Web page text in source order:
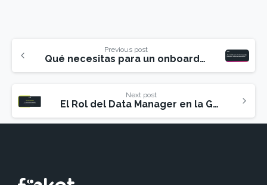
Previous post
Qué necesitas para un onboarding digital para bancos exitoso en Latinoamérica
Next post
El Rol del Data Manager en la Gestión de Datos